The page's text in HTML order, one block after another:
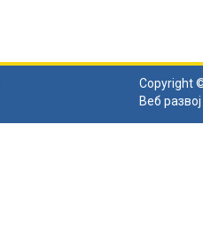
Copyright
Веб развој